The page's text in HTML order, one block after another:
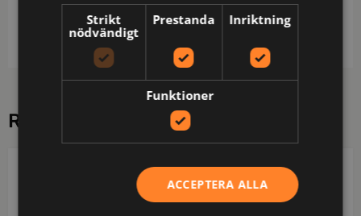
förstärkta med Cordura® för ökad slitstyrka.
RELATERADE PRODUKTER
PROJOB
Strikt
nödvändigt
Prestanda Inriktning
Funktioner
ACCEPTERA ALLA